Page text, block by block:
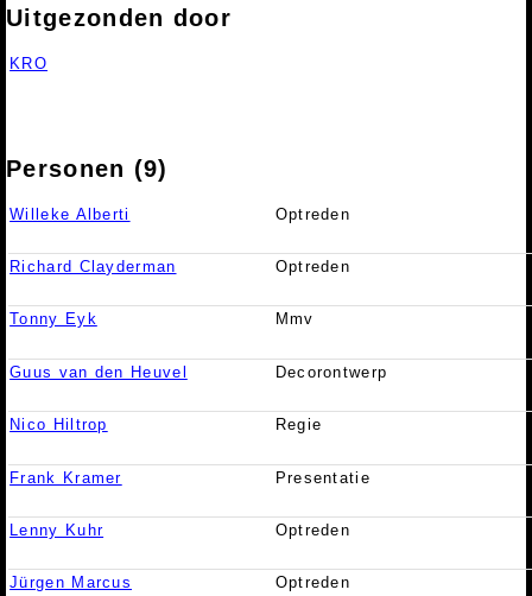
Uitgezonden door
KRO
Personen (9)
Willeke Alberti Optreden
Richard Clayderman Optreden
Tonny Eyk Mmv
Guus van den Heuvel Decorontwerp
Nico Hiltrop Regie
Frank Kramer Presentatie
Lenny Kuhr Optreden
Jürgen Marcus Optreden